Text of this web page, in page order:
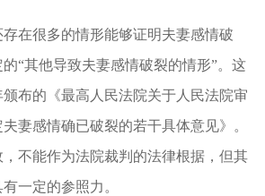
在很多的情形能够证明夫妻感情破
“其他导致夫妻感情破裂的情形”。这
颁布的《最高人民法院关于人民法院审
妻感情确已破裂的若干具体意见》。
不能作为法院裁判的法律根据，但其
一定的参照力。